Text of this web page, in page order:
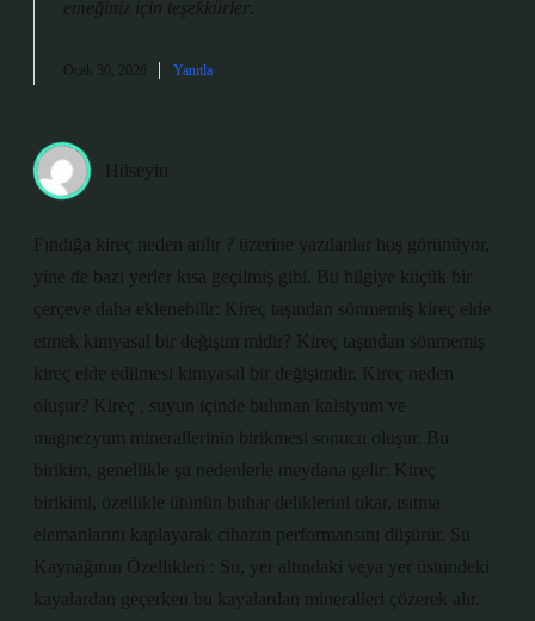
emeğiniz için teşekkürler
Ocak 30, 2026 Yanıtla
Hüseyin
Fındığa kireç neden atılır ? üzerine yazılanlar hoş görünüyor,
yine de bazı yerler kısa geçilmiş gibi. Bu bilgiye küçük bir
çerçeve daha eklenebilir: Kireç taşından sönmemiş kireç elde
etmek kimyasal bir değişim midir? Kireç taşından sönmemiş
kireç elde edilmesi kimyasal bir değişimdir. Kireç neden
oluşur? Kireç , suyun içinde bulunan kalsiyum ve
magnezyum minerallerinin birikmesi sonucu oluşur. Bu
birikim, genellikle şu nedenlerle meydana gelir: Kireç
birikimi, özellikle ütünün buhar deliklerini tıkar, ısıtma
elemanlarını kaplayarak cihazın performansını düşürür. Su
Kaynağının Özellikleri : Su, yer altındaki veya yer üstündeki
kayalardan geçerken bu kayalardan mineralleri çözerek alır.